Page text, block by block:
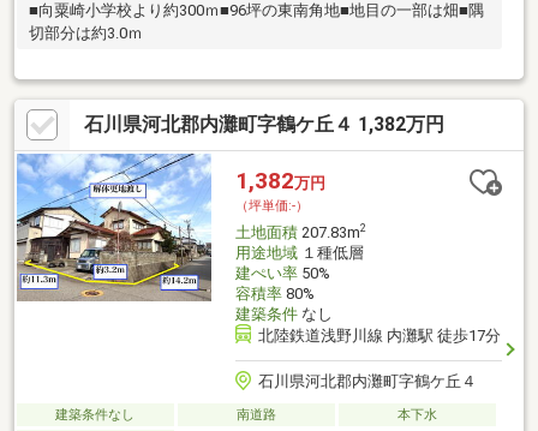
■向粟崎小学校より約300ｍ■96坪の東南角地■地目の一部は畑■隅
切部分は約3.0ｍ
石川県河北郡内灘町字鶴ケ丘４ 1,382万円
1,382万円
（坪単価:-）
土地面積207.83m2
用途地域１種低層
建ぺい率50%
容積率80%
建築条件なし
北陸鉄道浅野川線 内灘駅 徒歩17分
石川県河北郡内灘町字鶴ケ丘４
建築条件なし 南道路
本下水